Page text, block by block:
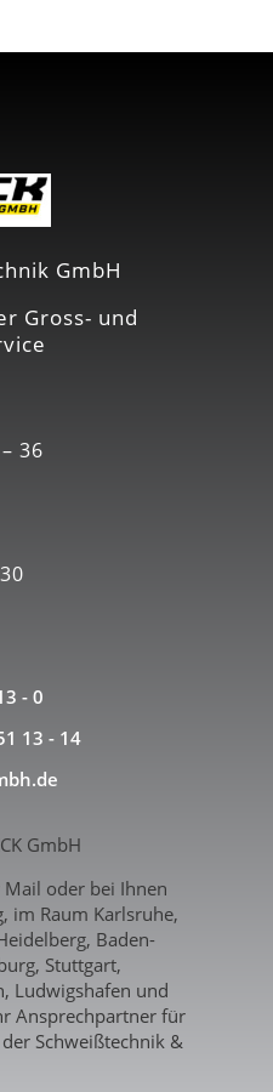
GmbH
Gross- und
36
- 0
13 - 14
GmbH
oder bei Ihnen
im Raum Karlsruhe,
Baden-
Stuttgart,
Ludwigshafen und
Ansprechpartner für
Schweißtechnik &